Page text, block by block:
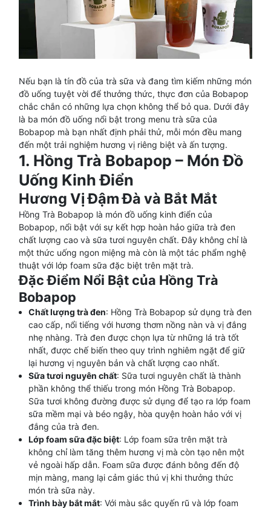
Nếu bạn là tín đồ của trà sữa và đang tìm kiếm những món
đồ uống tuyệt vời để thưởng thức, thực đơn của Bobapop
chắc chắn có những lựa chọn không thể bỏ qua. Dưới đây
là ba món đồ uống nổi bật trong menu trà sữa của
Bobapop mà bạn nhất định phải thử, mỗi món đều mang
đến một trải nghiệm hương vị riêng biệt và ấn tượng.
1. Hồng Trà Bobapop – Món Đồ
Uống Kinh Điển
Hương Vị Đậm Đà và Bắt Mắt
Hồng Trà Bobapop là món đồ uống kinh điển của
Bobapop, nổi bật với sự kết hợp hoàn hảo giữa trà đen
chất lượng cao và sữa tươi nguyên chất. Đây không chỉ là
một thức uống ngon miệng mà còn là một tác phẩm nghệ
thuật với lớp foam sữa đặc biệt trên mặt trà.
Đặc Điểm Nổi Bật của Hồng Trà
Bobapop
Chất lượng trà đen: Hồng Trà Bobapop sử dụng trà đen
cao cấp, nổi tiếng với hương thơm nồng nàn và vị đắng
nhẹ nhàng. Trà đen được chọn lựa từ những lá trà tốt
nhất, được chế biến theo quy trình nghiêm ngặt để giữ
lại hương vị nguyên bản và chất lượng cao nhất.
Sữa tươi nguyên chất: Sữa tươi nguyên chất là thành
phần không thể thiếu trong món Hồng Trà Bobapop.
Sữa tươi không đường được sử dụng để tạo ra lớp foam
sữa mềm mại và béo ngậy, hòa quyện hoàn hảo với vị
đắng của trà đen.
Lớp foam sữa đặc biệt: Lớp foam sữa trên mặt trà
không chỉ làm tăng thêm hương vị mà còn tạo nên một
vẻ ngoài hấp dẫn. Foam sữa được đánh bông đến độ
mịn màng, mang lại cảm giác thú vị khi thưởng thức
món trà sữa này.
Trình bày bắt mắt: Với màu sắc quyến rũ và lớp foam